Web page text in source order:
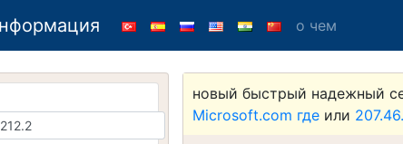
о чем
новый быстрый надежный
Microsoft.com где или